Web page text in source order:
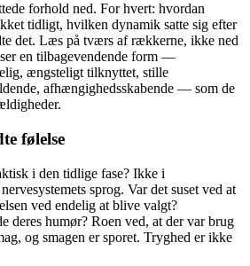
forhold ned. For hvert: hvordan
tidligt, hvilken dynamik satte sig efter
det. Læs på tværs af rækkerne, ikke ned
en tilbagevendende form —
ængsteligt tilknyttet, stille
afhængighedsskabende — som de
følelse
i den tidlige fase? Ikke i
sprog. Var det suset ved at
ved endelig at blive valgt?
deres humør? Roen ved, at der var brug
og smagen er sporet. Tryghed er ikke